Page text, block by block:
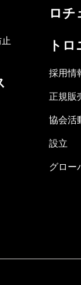
ロチ
ト
採用情
正規販
協会活
設立
グロー